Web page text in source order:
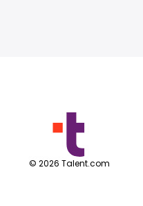
© 2026 Talent.com